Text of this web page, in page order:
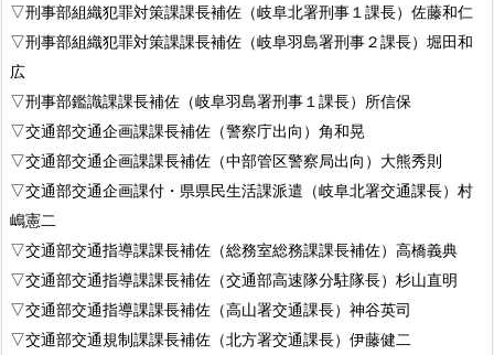
▽刑事部組織犯罪対策課課長補佐（岐阜北署刑事１課長）佐藤和仁
▽刑事部組織犯罪対策課課長補佐（岐阜羽島署刑事２課長）堀田和
広
▽刑事部鑑識課課長補佐（岐阜羽島署刑事１課長）所信保
▽交通部交通企画課課長補佐（警察庁出向）角和晃
▽交通部交通企画課課長補佐（中部管区警察局出向）大熊秀則
▽交通部交通企画課付・県県民生活課派遣（岐阜北署交通課長）村
嶋憲二
▽交通部交通指導課課長補佐（総務室総務課課長補佐）高橋義典
▽交通部交通指導課課長補佐（交通部高速隊分駐隊長）杉山直明
▽交通部交通指導課課長補佐（高山署交通課長）神谷英司
▽交通部交通規制課課長補佐（北方署交通課長）伊藤健二